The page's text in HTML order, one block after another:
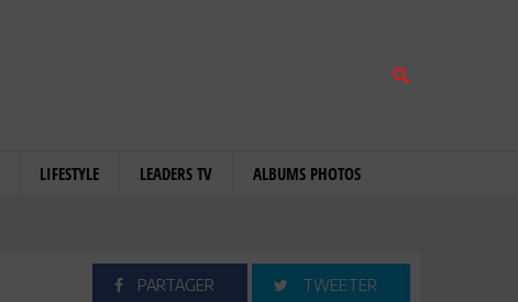
LIFESTYLE LEADERS TV ALBUMS PHOTOS
PARTAGER TWEETER